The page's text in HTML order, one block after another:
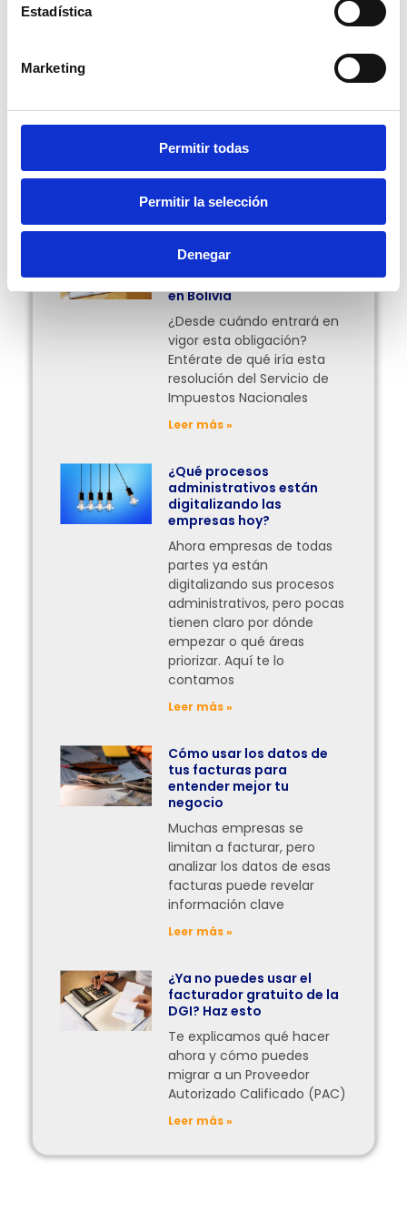
Estadística
Marketing
Permitir todas
Permitir la selección
Denegar
clave y comenzar a usarla.
Compartir:
Más Posts
Facturación en línea
obligatoria para el
traslado de mercancías
en Bolivia
¿Desde cuándo entrará en
vigor esta obligación?
Entérate de qué iría esta
resolución del Servicio de
Impuestos Nacionales
Leer más »
¿Qué procesos
administrativos están
digitalizando las
empresas hoy?
Ahora empresas de todas
partes ya están
digitalizando sus procesos
administrativos, pero pocas
tienen claro por dónde
empezar o qué áreas
priorizar. Aquí te lo
contamos
Leer más »
Cómo usar los datos de
tus facturas para
entender mejor tu
negocio
Muchas empresas se
limitan a facturar, pero
analizar los datos de esas
facturas puede revelar
información clave
Leer más »
¿Ya no puedes usar el
facturador gratuito de la
DGI? Haz esto
Te explicamos qué hacer
ahora y cómo puedes
migrar a un Proveedor
Autorizado Calificado (PAC)
Leer más »